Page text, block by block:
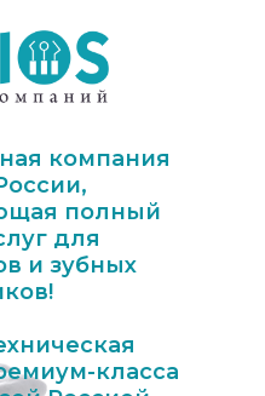
компания
полный
для
и зубных
класса